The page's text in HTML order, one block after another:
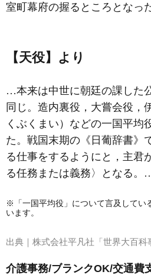
室町幕府の握るところとなっ
【天役】より
…本来は中世に朝廷の課した
同じ。造内裏役，大嘗会役，
くぶくまい）などの一国平均
た。戦国末期の《日葡辞書》
る仕事をするようにと，主君
る任務または義務〉となる。
※「一国平均役」について言及してい
います。
出典｜ 株式会社平凡社「世界大百科
介護事務/ブランクOK/交通費